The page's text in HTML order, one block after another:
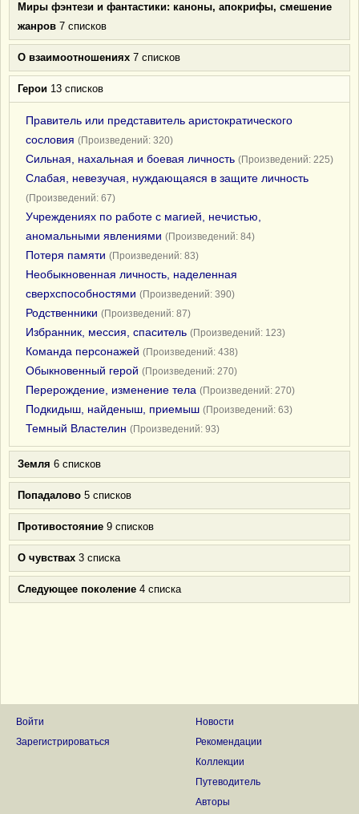
Миры фэнтези и фантастики: каноны, апокрифы, смешение
жанров 7 списков
О взаимоотношениях 7 списков
Герои 13 списков
Правитель или представитель аристократического
сословия (Произведений: 320)
Сильная, нахальная и боевая личность (Произведений: 225)
Слабая, невезучая, нуждающаяся в защите личность
(Произведений: 67)
Учреждениях по работе с магией, нечистью,
аномальными явлениями (Произведений: 84)
Потеря памяти (Произведений: 83)
Необыкновенная личность, наделенная
сверхспособностями (Произведений: 390)
Родственники (Произведений: 87)
Избранник, мессия, спаситель (Произведений: 123)
Команда персонажей (Произведений: 438)
Обыкновенный герой (Произведений: 270)
Перерождение, изменение тела (Произведений: 270)
Подкидыш, найденыш, приемыш (Произведений: 63)
Темный Властелин (Произведений: 93)
Земля 6 списков
Попадалово 5 списков
Противостояние 9 списков
О чувствах 3 списка
Следующее поколение 4 списка
Войти
Зарегистрироваться
Новости
Рекомендации
Коллекции
Путеводитель
Авторы